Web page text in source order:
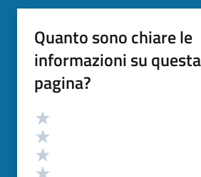
Quanto sono chiare le
informazioni su questa
pagina?
Valutazione